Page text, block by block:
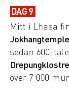
DAG 9
Mitt i Lhasa
sedan 600-
över 7 000